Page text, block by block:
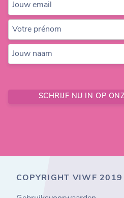
Jouw email
Votre prénom
Jouw naam
SCHRIJF NU IN OP
COPYRIGHT VIWF 2019